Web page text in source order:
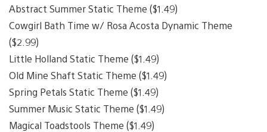
Abstract Summer Static Theme ($1.49)
Cowgirl Bath Time w/ Rosa Acosta Dynamic Theme
($2.99)
Little Holland Static Theme ($1.49)
Old Mine Shaft Static Theme ($1.49)
Spring Petals Static Theme ($1.49)
Summer Music Static Theme ($1.49)
Magical Toadstools Theme ($1.49)